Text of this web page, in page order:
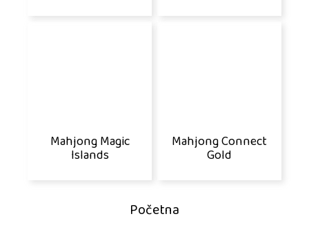
Mahjong Magic
Islands
Mahjong Connect
Gold
Početna